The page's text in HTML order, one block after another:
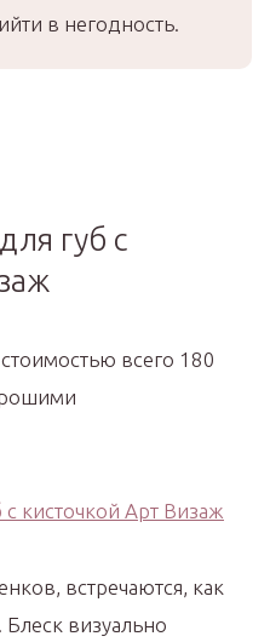
в негодность.
губ с
всего 180
встречаются, как
визуально